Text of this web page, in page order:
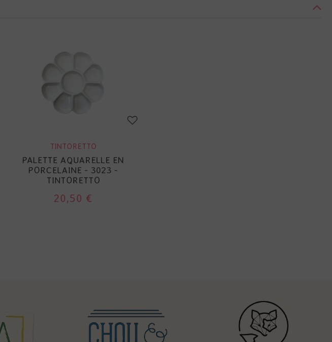
TINTORETTO
PALETTE AQUARELLE EN
PORCELAINE - 3023 -
TINTORETTO
20,50 €